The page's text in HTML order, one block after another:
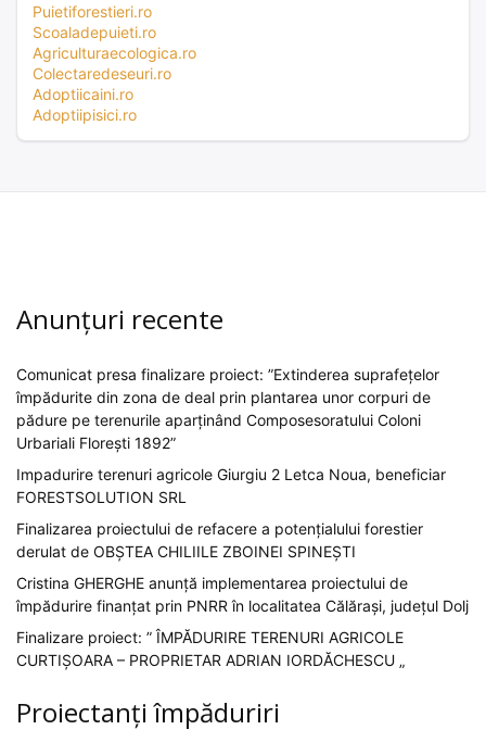
Puietiforestieri.ro
Scoaladepuieti.ro
Agriculturaecologica.ro
Colectaredeseuri.ro
Adoptiicaini.ro
Adoptiipisici.ro
Anunțuri recente
Comunicat presa finalizare proiect: ”Extinderea suprafețelor
împădurite din zona de deal prin plantarea unor corpuri de
pădure pe terenurile aparținând Composesoratului Coloni
Urbariali Florești 1892”
Impadurire terenuri agricole Giurgiu 2 Letca Noua, beneficiar
FORESTSOLUTION SRL
Finalizarea proiectului de refacere a potențialului forestier
derulat de OBȘTEA CHILIILE ZBOINEI SPINEȘTI
Cristina GHERGHE anunță implementarea proiectului de
împădurire finanțat prin PNRR în localitatea Călărași, județul Dolj
Finalizare proiect: ” ÎMPĂDURIRE TERENURI AGRICOLE
CURTIȘOARA – PROPRIETAR ADRIAN IORDĂCHESCU „
Proiectanți împăduriri